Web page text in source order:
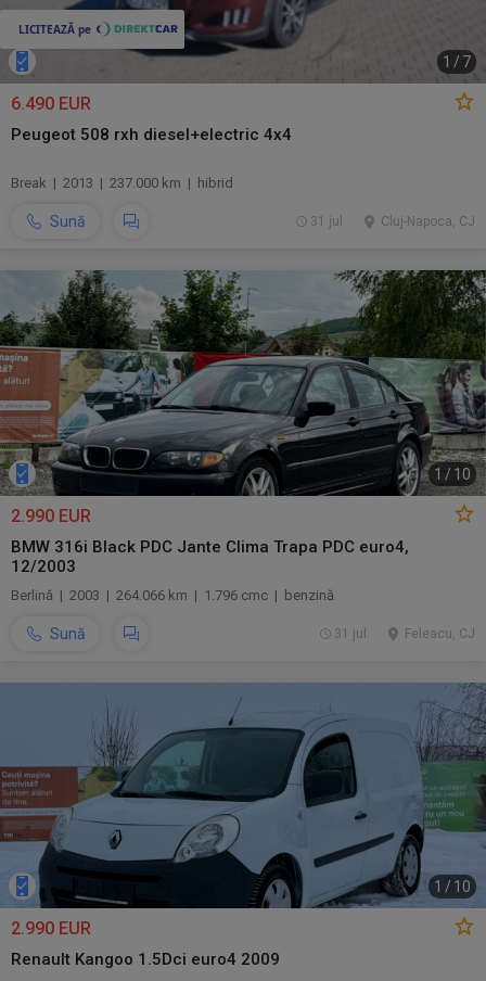
1 / 7
6.490 EUR
Peugeot 508 rxh diesel+electric 4x4
Break | 2013 | 237.000 km | hibrid
Sună Cluj-Napoca, CJ
31 jul.
1 / 10
2.990 EUR
BMW 316i Black PDC Jante Clima Trapa PDC euro4,
12/2003
Berlină | 2003 | 264.066 km | 1.796 cmc | benzină
Sună Feleacu, CJ
31 jul.
1 / 10
2.990 EUR
Renault Kangoo 1.5Dci euro4 2009